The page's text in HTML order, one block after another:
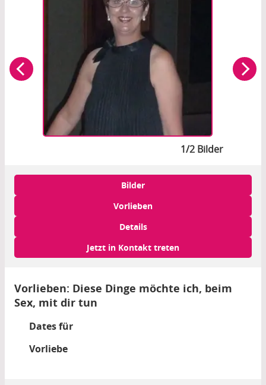
1/2 Bilder
Bilder
Vorlieben
Details
Jetzt in Kontakt treten
Vorlieben: Diese Dinge möchte ich, beim
Sex, mit dir tun
Dates für
Vorliebe